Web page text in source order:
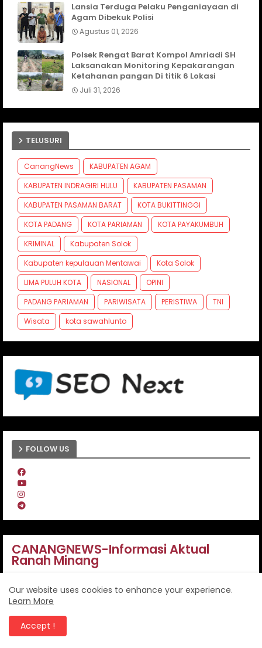
Lansia Terduga Pelaku Penganiayaan di
Agam Dibekuk Polisi
Agustus 01, 2026
Polsek Rengat Barat Kompol Amriadi SH
Laksanakan Monitoring Kepakarangan
Ketahanan pangan Di titik 6 Lokasi
Juli 31, 2026
TELUSURI
CanangNews
KABUPATEN AGAM
KABUPATEN INDRAGIRI HULU
KABUPATEN PASAMAN
KABUPATEN PASAMAN BARAT
KOTA BUKITTINGGI
KOTA PADANG
KOTA PARIAMAN
KOTA PAYAKUMBUH
KRIMINAL
Kabupaten Solok
Kabupaten kepulauan Mentawai
Kota Solok
LIMA PULUH KOTA
NASIONAL
OPINI
PADANG PARIAMAN
PARIWISATA PERISTIWA
TNI
Wisata
kota sawahlunto
FOLLOW US
CANANGNEWS-Informasi Aktual
Ranah Minang
Beranda
Our website uses cookies to enhance your experience.
Learn More
Accept !